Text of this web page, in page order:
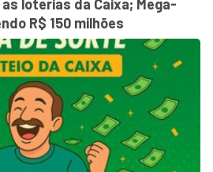
loterias da Caixa; Mega-
R$ 150 milhões